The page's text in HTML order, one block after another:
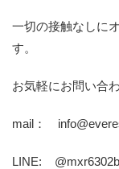
一切の接触なしに
す。
お気軽にお問い合
mail：
LINE: @mxr6302b